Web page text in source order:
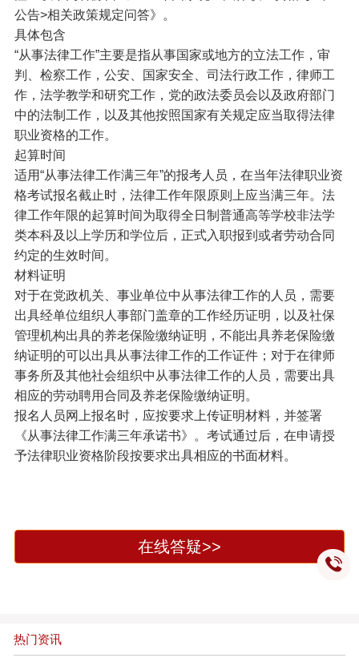
公告>相关政策规定问答》。
具体包含
“从事法律工作”主要是指从事国家或地方的立法工作，审
判、检察工作，公安、国家安全、司法行政工作，律师工
作，法学教学和研究工作，党的政法委员会以及政府部门
中的法制工作，以及其他按照国家有关规定应当取得法律
职业资格的工作。
起算时间
适用“从事法律工作满三年”的报考人员，在当年法律职业资
格考试报名截止时，法律工作年限原则上应当满三年。法
律工作年限的起算时间为取得全日制普通高等学校非法学
类本科及以上学历和学位后，正式入职报到或者劳动合同
约定的生效时间。
材料证明
对于在党政机关、事业单位中从事法律工作的人员，需要
出具经单位组织人事部门盖章的工作经历证明，以及社保
管理机构出具的养老保险缴纳证明，不能出具养老保险缴
纳证明的可以出具从事法律工作的工作证件；对于在律师
事务所及其他社会组织中从事法律工作的人员，需要出具
相应的劳动聘用合同及养老保险缴纳证明。
报名人员网上报名时，应按要求上传证明材料，并签署
《从事法律工作满三年承诺书》。考试通过后，在申请授
予法律职业资格阶段按要求出具相应的书面材料。
在线答疑>>
热门资讯